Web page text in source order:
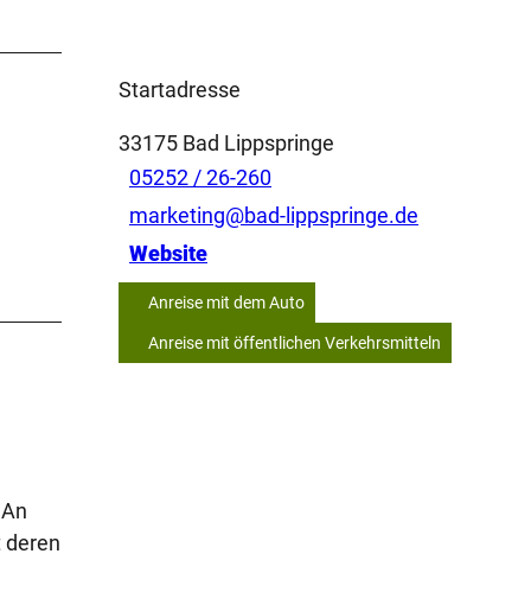
Startadresse
33175 Bad Lippspringe
05252 / 26-260
marketing@bad-lippspringe.de
Website
Anreise mit dem Auto
Anreise mit öffentlichen Verkehrsmitteln